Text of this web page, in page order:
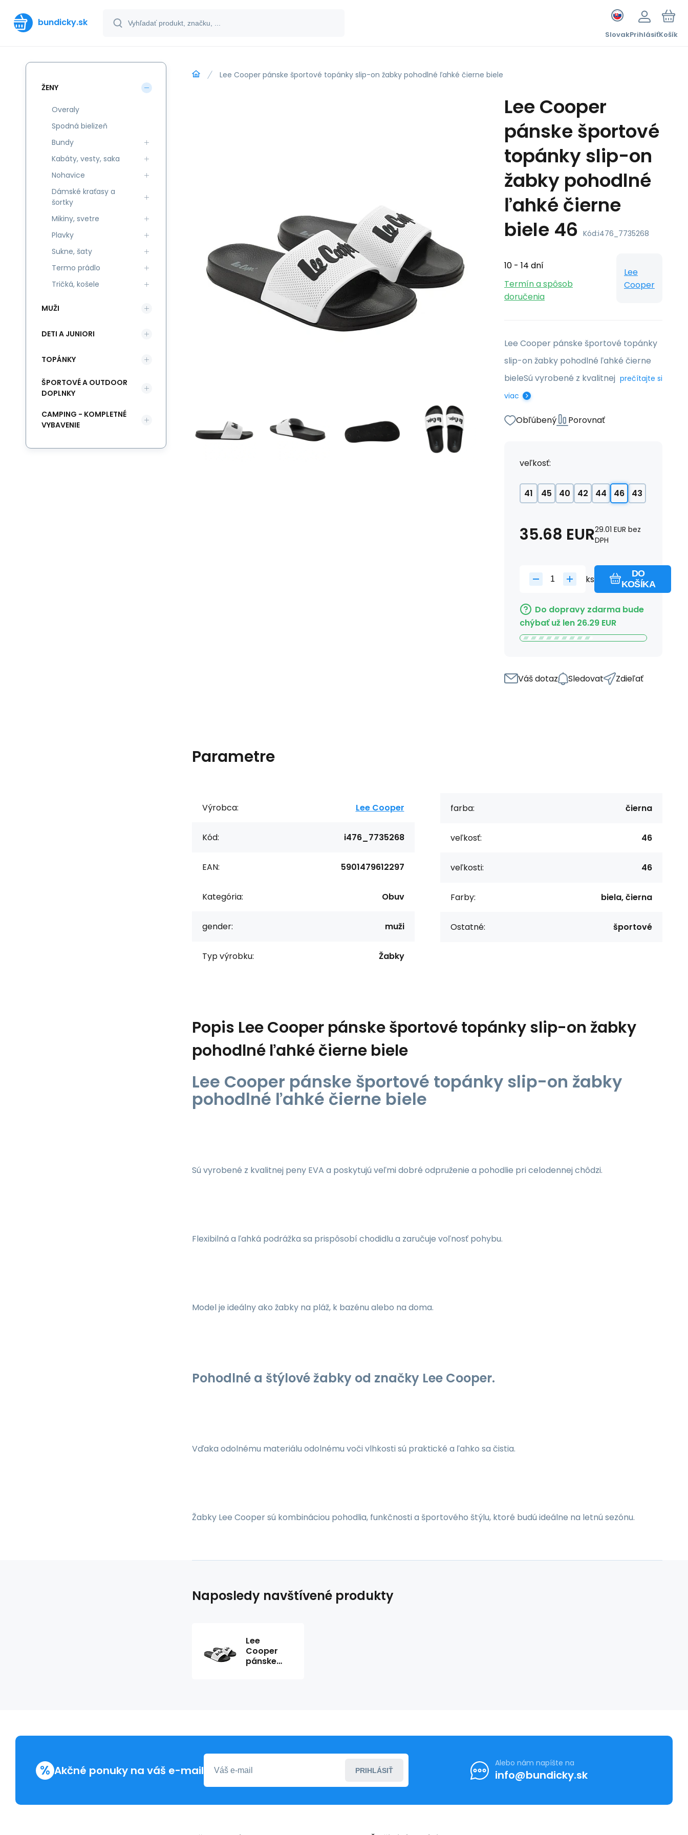
bundicky.sk
SlovakPrihlásiťKošík
Lee Cooper pánske športové topánky slip-on žabky pohodlné ľahké čierne biele
Lee Cooper
pánske športové
topánky slip-on
žabky pohodlné
ľahké čierne
biele 46 Kód:i476_7735268
10 - 14 dní
Termín a spôsob
doručenia
Lee
Cooper
Lee Cooper pánske športové topánky
slip-on žabky pohodlné ľahké čierne
bieleSú vyrobené z kvalitnej prečítajte si
viac
Obľúbený Porovnať
veľkosť:
41 45 40 42 44 46 43
35.68 EUR29.01 EUR bez
DPH
ks
DO
KOŠÍKA
Do dopravy zdarma bude
chýbať už len 26.29 EUR
Váš dotaz Sledovat Zdieľať
Parametre
Výrobca: Lee Cooper
Kód: i476_7735268
EAN: 5901479612297
Kategória: Obuv
gender: muži
Typ výrobku: Žabky
farba: čierna
veľkosť: 46
veľkosti: 46
Farby: biela, čierna
Ostatné: športové
Popis Lee Cooper pánske športové topánky slip-on žabky
pohodlné ľahké čierne biele
Lee Cooper pánske športové topánky slip-on žabky
pohodlné ľahké čierne biele
Sú vyrobené z kvalitnej peny EVA a poskytujú veľmi dobré odpruženie a pohodlie pri celodennej chôdzi.
Flexibilná a ľahká podrážka sa prispôsobí chodidlu a zaručuje voľnosť pohybu.
Model je ideálny ako žabky na pláž, k bazénu alebo na doma.
Pohodlné a štýlové žabky od značky Lee Cooper.
Vďaka odolnému materiálu odolnému voči vlhkosti sú praktické a ľahko sa čistia.
Žabky Lee Cooper sú kombináciou pohodlia, funkčnosti a športového štýlu, ktoré budú ideálne na letnú sezónu.
ŽENY
Overaly
Spodná bielizeň
Bundy
Kabáty, vesty, saka
Nohavice
Dámské kraťasy a
šortky
Mikiny, svetre
Plavky
Sukne, šaty
Termo prádlo
Tričká, košele
MUŽI
DETI A JUNIORI
TOPÁNKY
ŠPORTOVÉ A OUTDOOR
DOPLNKY
CAMPING - KOMPLETNÉ
VYBAVENIE
Naposledy navštívené produkty
Lee
Cooper
pánske
čierne
% Akčné ponuky na váš e-mail PRIHLÁSIŤ
Alebo nám napíšte na
info@bundicky.sk